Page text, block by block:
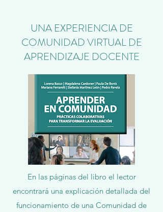
UNA EXPERIENCIA DE
COMUNIDAD VIRTUAL DE
APRENDIZAJE DOCENTE
En las páginas del libro el lector
encontrará una explicación detallada del
funcionamiento de una Comunidad de